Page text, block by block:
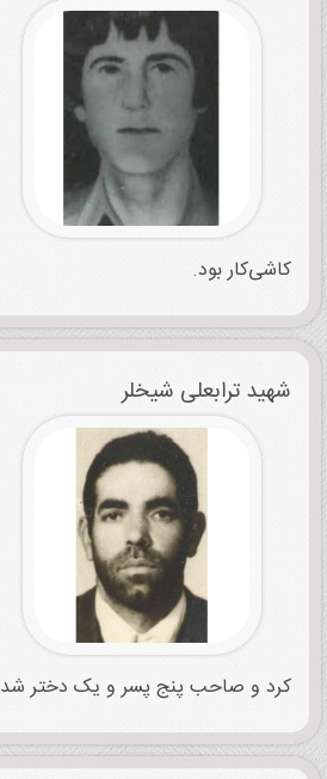
کاشی‌کار بود.
شهید ترابعلی شیخلر
کرد و صاحب پنج پسر و یک دختر شد.